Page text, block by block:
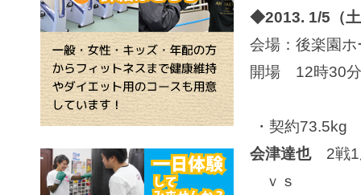
◆2013. 1/5（
会場：後楽園ホ
開場 12時
・契約73.5kg
会津達也2戦1
ｖｓ